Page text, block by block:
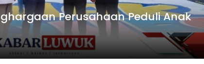
Perusahaan Peduli Anak